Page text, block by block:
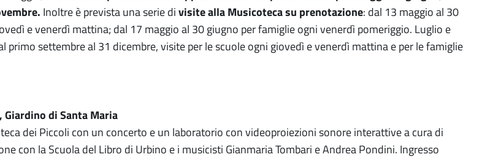
Inoltre è prevista una serie divisite alla Musicoteca su prenotazione: dal 13 maggio al 30
e venerdì mattina; dal 17 maggio al 30 giugno per famiglie ogni venerdì pomeriggio. Luglio e
primo settembre al 31 dicembre, visite per le scuole ogni giovedì e venerdì mattina e per le famiglie
di Santa Maria
dei Piccoli con un concerto e un laboratorio con videoproiezioni sonore interattive a cura di
con la Scuola del Libro di Urbino e i musicisti Gianmaria Tombari e Andrea Pondini. Ingresso